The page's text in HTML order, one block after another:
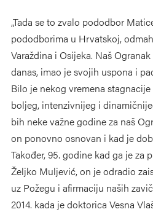
„Tada se to zvalo pododbor
pododborima u Hrvatskoj,
Varaždina i Osijeka. Naš
danas, imao je svojih uspona i
Bilo je nekog vremena
boljeg, intenzivnijeg i
bih neke važne godine za naš
on ponovno osnovan i kad je
Također, 95. godine kad ga je za
Željko Muljević, on je odradio
uz Požegu i afirmaciju naših
2014. kada je doktorica Vesna